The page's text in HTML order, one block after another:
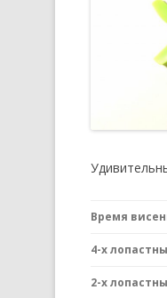
Время
4-х
2-х